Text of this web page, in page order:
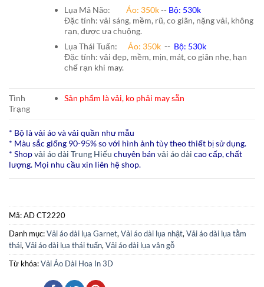
Lụa Mã Não: Áo: 350k-- Bộ: 530k
Đặc tính: vải sáng, mềm, rũ, co giãn, nặng vải, không
rạn, được ưa chuộng.
Lụa Thái Tuấn: Áo: 350k-- Bộ: 530k
Đặc tính: vải đẹp, mềm, mịn, mát, co giãn nhẹ, hạn
chế rạn khi may.
Tình
Trạng
Sản phẩm là vải, ko phải may sẵn
* Bộ là vải áo và vải quần như mẫu
* Màu sắc giống 90-95% so với hình ảnh tùy theo thiết bị sử dụng.
* Shopvải áo dài Trung Hiếu chuyên bán vải áo dài cao cấp, chất
lượng. Mọi nhu cầu xin liên hệ shop.
Mã:AD CT2220
Danh mục:Vải áo dài lụa Garnet, Vải áo dài lụa nhật, Vải áo dài lụa tằm
thái, Vải áo dài lụa thái tuấn, Vải áo dài lụa vân gỗ
Từ khóa:Vải Áo Dài Hoa In 3D